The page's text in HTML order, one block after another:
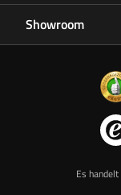
Showroom
Es